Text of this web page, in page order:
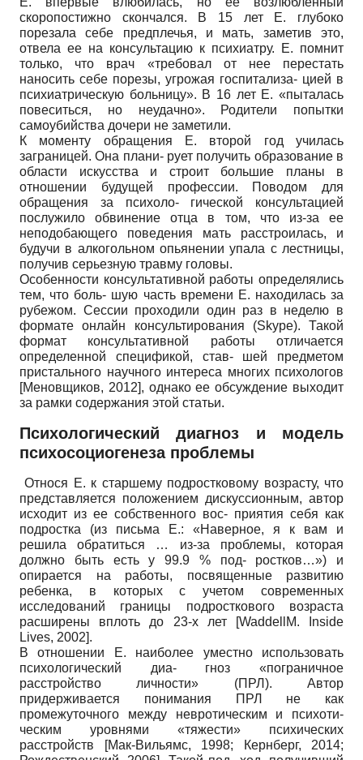
скоропостижно скончался. В 15 лет Е. глубоко
порезала себе предплечья, и мать, заметив это,
отвела ее на консультацию к психиатру. Е. помнит
только, что врач «требовал от нее перестать
наносить себе порезы, угрожая госпитализа- цией в
психиатрическую больницу». В 16 лет Е. «пыталась
повеситься, но неудачно». Родители попытки
самоубийства дочери не заметили.
К моменту обращения Е. второй год училась
заграницей. Она плани- рует получить образование в
области искусства и строит большие планы в
отношении будущей профессии. Поводом для
обращения за психоло- гической консультацией
послужило обвинение отца в том, что из-за ее
неподобающего поведения мать расстроилась, и
будучи в алкогольном опьянении упала с лестницы,
получив серьезную травму головы.
Особенности консультативной работы определялись
тем, что боль- шую часть времени Е. находилась за
рубежом. Сессии проходили один раз в неделю в
формате онлайн консультирования (Skype). Такой
формат консультативной работы отличается
определенной спецификой, став- шей предметом
пристального научного интереса многих психологов
[Меновщиков, 2012], однако ее обсуждение выходит
за рамки содержания этой статьи.
Психологический диагноз и модель
психосоциогенеза проблемы
Относя Е. к старшему подростковому возрасту, что
представляется положением дискуссионным, автор
исходит из ее собственного вос- приятия себя как
подростка (из письма Е.: «Наверное, я к вам и
решила обратиться … из-за проблемы, которая
должно быть есть у 99.9 % под- ростков…») и
опирается на работы, посвященные развитию
ребенка, в которых с учетом современных
исследований границы подросткового возраста
расширены вплоть до 23-х лет
[WaddellM. Inside
Lives, 2002].
В отношении Е. наиболее уместно использовать
психологический диа- гноз «пограничное
расстройство личности» (ПРЛ). Автор
придерживается понимания ПРЛ не как
промежуточного между невротическим и психоти-
ческим уровнями «тяжести» психических
расстройств
[Мак-Вильямс, 1998; Кернберг, 2014;